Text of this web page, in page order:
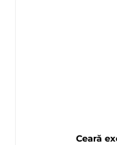
Ceară